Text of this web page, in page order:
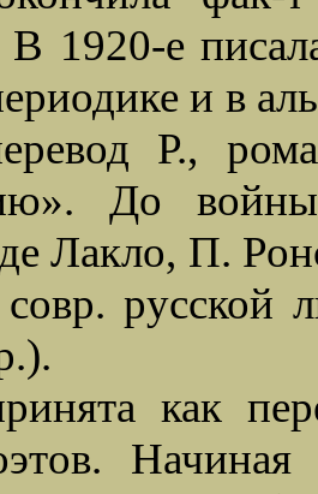
В 1920-е
и в
Р.,
До
Лакло, П.
как
Начиная